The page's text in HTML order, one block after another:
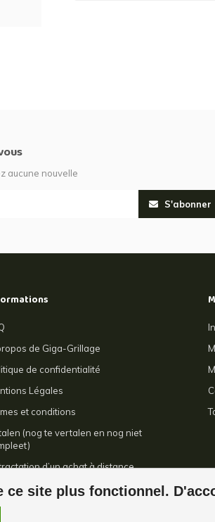
ce site plus fonctionnel.
aucune nouvelle
S'abonner
de Giga-Grillage
de confidentialité
Légales
et conditions
(nog te vertalen en nog niet
d’un achat à distance